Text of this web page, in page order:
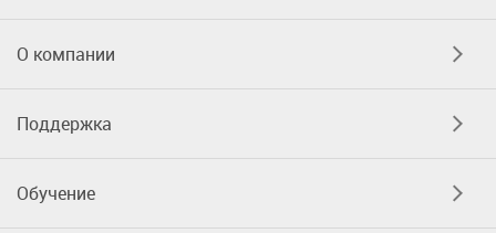
О компании
Поддержка
Обучение